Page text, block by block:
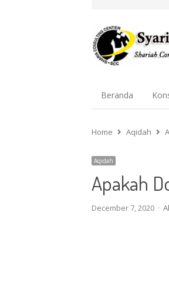
Beranda
Home
Aqidah
Aqidah
Apakah
December 7, 2020